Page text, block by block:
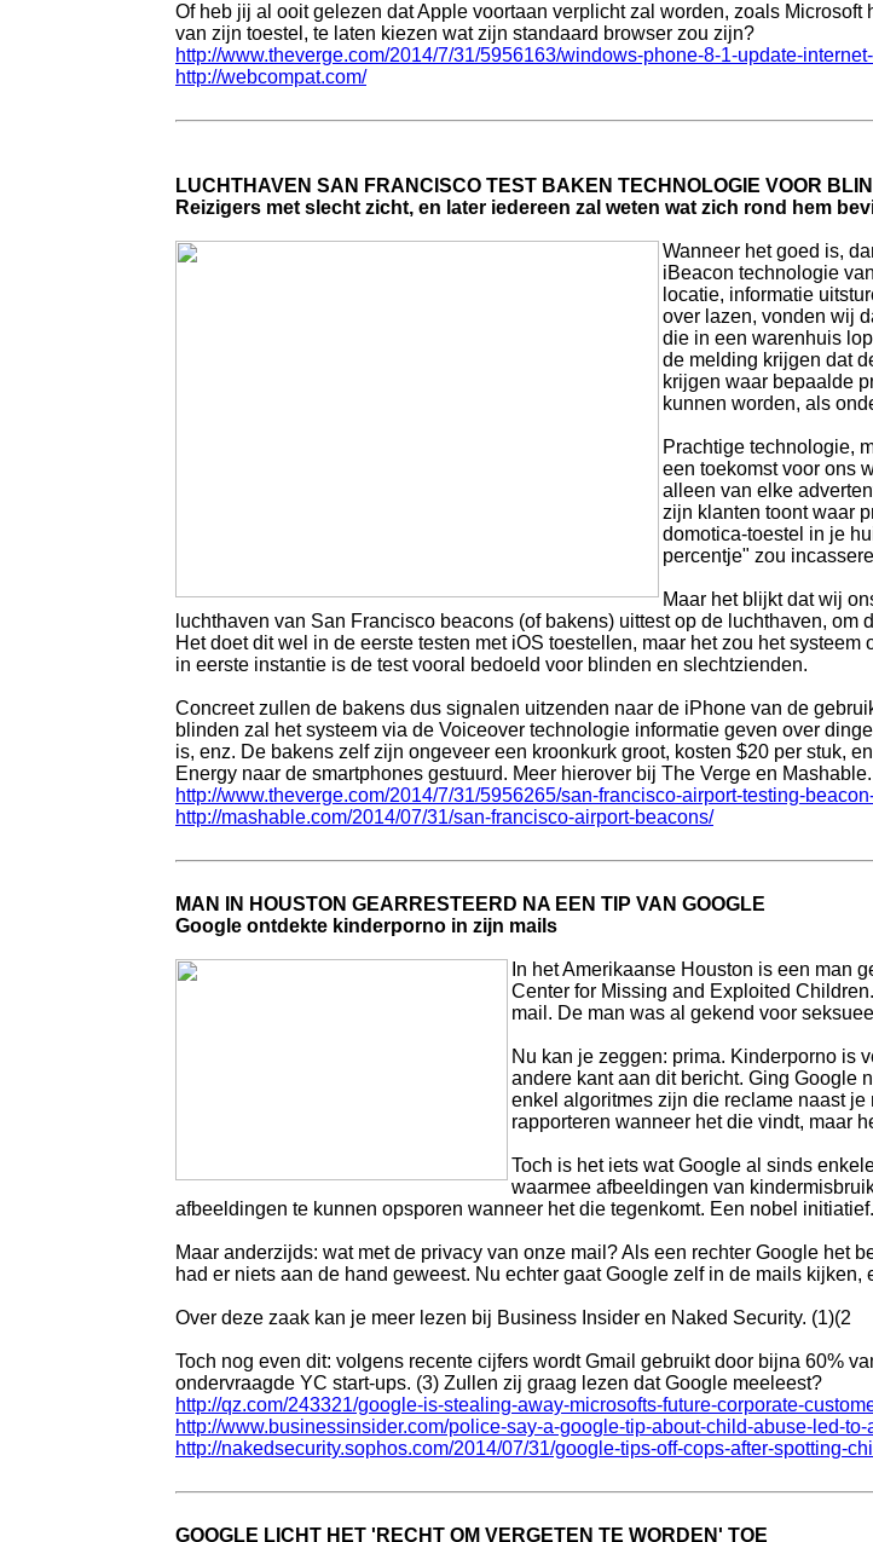
Of heb jij al ooit gelezen dat Apple voortaan verplicht zal worden, zoals
van zijn toestel, te laten kiezen wat zijn standaard browser zou zijn?
http://www.theverge.com/2014/7/31/5956163/windows-phone-8-1-update-
http://webcompat.com/
LUCHTHAVEN SAN FRANCISCO TEST BAKEN TECHNOLOGIE VOOR
Reizigers met slecht zicht, en later iedereen zal weten wat zich rond hem
Wanneer het goed is,
iBeacon technologie
locatie, informatie
over lazen, vonden wij
die in een warenhuis
de melding krijgen dat
krijgen waar bepaalde
kunnen worden, als
Prachtige technologie,
een toekomst voor ons
alleen van elke
zijn klanten toont waar
domotica-toestel in je
percentje" zou
Maar het blijkt dat wij
luchthaven van San Francisco beacons (of bakens) uittest op de luchthaven,
Het doet dit wel in de eerste testen met iOS toestellen, maar het zou het
in eerste instantie is de test vooral bedoeld voor blinden en slechtzienden.
Concreet zullen de bakens dus signalen uitzenden naar de iPhone van de
blinden zal het systeem via de Voiceover technologie informatie geven over
is, enz. De bakens zelf zijn ongeveer een kroonkurk groot, kosten $20 per stuk,
Energy naar de smartphones gestuurd. Meer hierover bij The Verge en Mashable.
http://www.theverge.com/2014/7/31/5956265/san-francisco-airport-testing-
http://mashable.com/2014/07/31/san-francisco-airport-beacons/
MAN IN HOUSTON GEARRESTEERD NA EEN TIP VAN GOOGLE
Google ontdekte kinderporno in zijn mails
In het Amerikaanse Houston is een man
Center for Missing and Exploited
mail. De man was al gekend voor
Nu kan je zeggen: prima. Kinderporno is
andere kant aan dit bericht. Ging Google
enkel algoritmes zijn die reclame naast
rapporteren wanneer het die vindt, maar
Toch is het iets wat Google al sinds
waarmee afbeeldingen van
afbeeldingen te kunnen opsporen wanneer het die tegenkomt. Een nobel initiatief.
Maar anderzijds: wat met de privacy van onze mail? Als een rechter Google het
had er niets aan de hand geweest. Nu echter gaat Google zelf in de mails kijken,
Over deze zaak kan je meer lezen bij Business Insider en Naked Security. (1)(2
Toch nog even dit: volgens recente cijfers wordt Gmail gebruikt door bijna 60%
ondervraagde YC start-ups. (3) Zullen zij graag lezen dat Google meeleest?
http://qz.com/243321/google-is-stealing-away-microsofts-future-corporate-
http://www.businessinsider.com/police-say-a-google-tip-about-child-abuse-led-
http://nakedsecurity.sophos.com/2014/07/31/google-tips-off-cops-after-spotting-
GOOGLE LICHT HET 'RECHT OM VERGETEN TE WORDEN' TOE